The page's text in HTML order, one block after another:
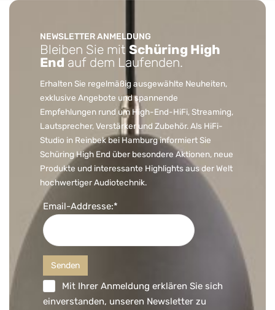
NEWSLETTER ANMELDUNG
Bleiben Sie mit Schüring High
End auf dem Laufenden.
Erhalten Sie regelmäßig ausgewählte Neuheiten,
exklusive Angebote und spannende
Empfehlungen rund um High-End-HiFi, Streaming,
Lautsprecher, Verstärker und Zubehör. Als HiFi-
Studio in Reinbek bei Hamburg informiert Sie
Schüring High End über besondere Aktionen, neue
Produkte und interessante Highlights aus der Welt
hochwertiger Audiotechnik.
Email-Addresse:*
Mit Ihrer Anmeldung erklären Sie sich
einverstanden, unseren Newsletter zu